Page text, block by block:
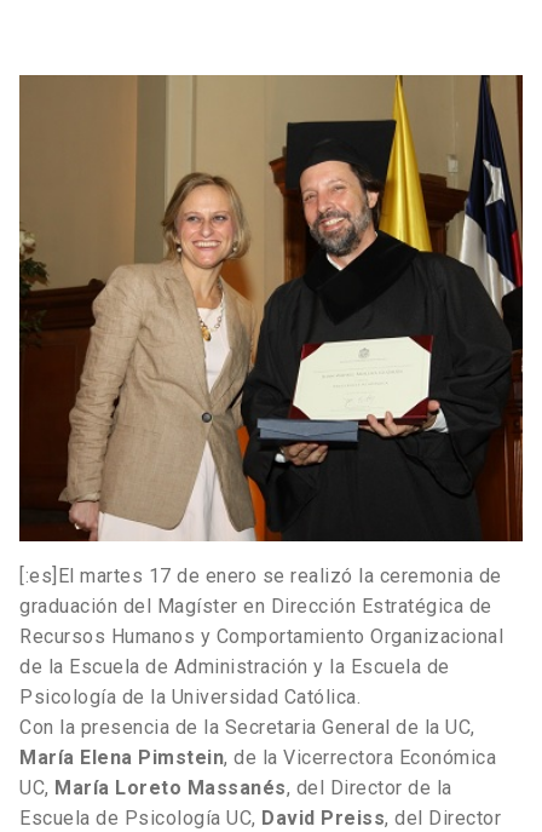
[:es]El martes 17 de enero se realizó la ceremonia de
graduación del Magíster en Dirección Estratégica de
Recursos Humanos y Comportamiento Organizacional
de la Escuela de Administración y la Escuela de
Psicología de la Universidad Católica.
Con la presencia de la Secretaria General de la UC,
María Elena Pimstein, de la Vicerrectora Económica
UC, María Loreto Massanés, del Director de la
Escuela de Psicología UC, David Preiss, del Director